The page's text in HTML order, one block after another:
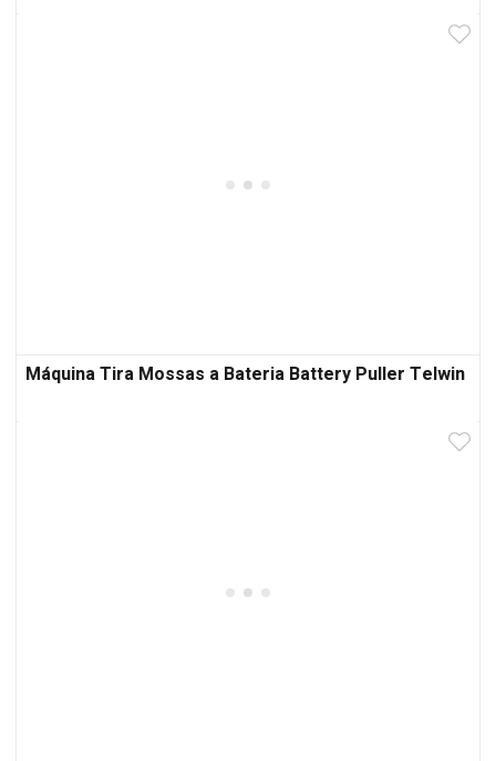
Máquina Tira Mossas a Bateria Battery Puller Telwin